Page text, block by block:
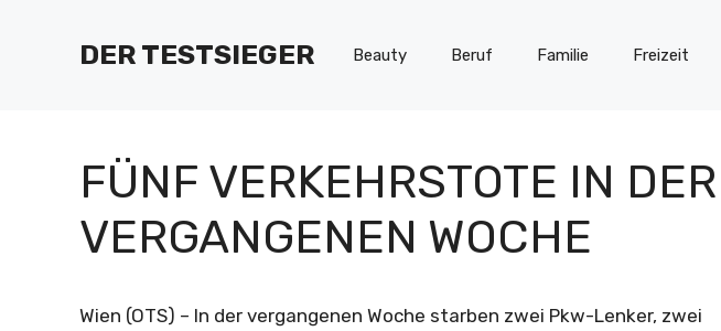
DER TESTSIEGER Beauty Beruf Familie Freizeit
FÜNF VERKEHRSTOTE IN DER
VERGANGENEN WOCHE
Wien (OTS) – In der vergangenen Woche starben zwei Pkw-Lenker, zwei